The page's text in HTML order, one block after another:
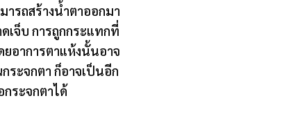
รถสร้างน้ำตาออกมา
เจ็บ การถูกกระแทกที่
อาการตาแห้งนั้นอาจ
ระจกตา ก็อาจเป็นอีก
ระจกตาได้